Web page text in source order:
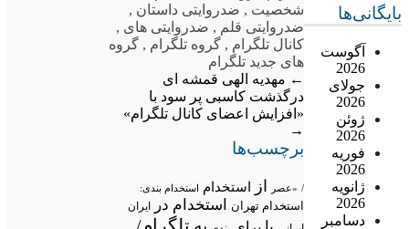
بایگانی‌ها
آگوست
2026
جولای
2026
ژوئن
2026
فوریه
2026
ژانویه
2026
دسامبر
شخصیت , ضدروایتی داستان ,
ضدروایتی قلم , ضدروایتی های ,
کانال تلگرام , گروه تلگرام , گروه
های جدید تلگرام
← مهدیه الهی قمشه ای
درگذشت کاسبی پر سود با
«افزایش اعضای کانال تلگرام»
→
برچسب‌ها
/ «عصر از استخدام استخدام بندی:
استخدام تهران استخدام در ایران